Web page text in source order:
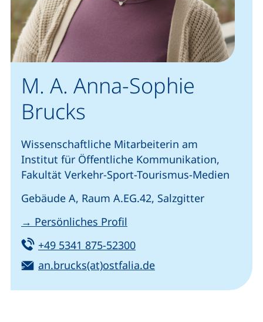
M. A. Anna-Sophie
Brucks
Wissenschaftliche Mitarbeiterin am
Institut für Öffentliche Kommunikation,
Fakultät Verkehr-Sport-Tourismus-Medien
Gebäude A, Raum A.EG.42, Salzgitter
→ Persönliches Profil
Tel:
+49 5341 875-52300(startet einen
E-Mail:
an.brucks(at)ostfalia.de(öffnet Ihr E-Mail-